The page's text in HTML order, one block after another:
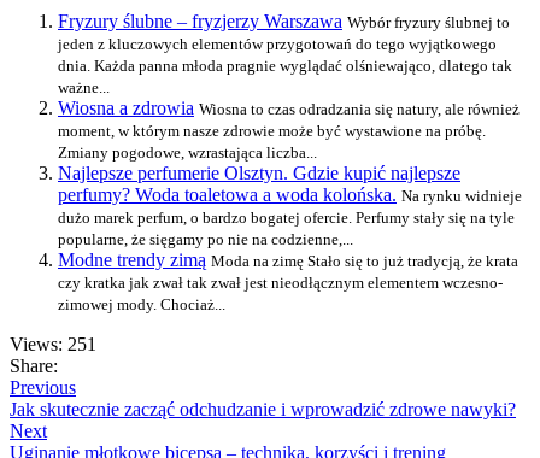
Fryzury ślubne – fryzjerzy Warszawa Wybór fryzury ślubnej to
jeden z kluczowych elementów przygotowań do tego wyjątkowego
dnia. Każda panna młoda pragnie wyglądać olśniewająco, dlatego tak
ważne...
Wiosna a zdrowia Wiosna to czas odradzania się natury, ale również
moment, w którym nasze zdrowie może być wystawione na próbę.
Zmiany pogodowe, wzrastająca liczba...
Najlepsze perfumerie Olsztyn. Gdzie kupić najlepsze
perfumy? Woda toaletowa a woda kolońska. Na rynku widnieje
dużo marek perfum, o bardzo bogatej ofercie. Perfumy stały się na tyle
popularne, że sięgamy po nie na codzienne,...
Modne trendy zimą Moda na zimę Stało się to już tradycją, że krata
czy kratka jak zwał tak zwał jest nieodłącznym elementem wczesno-
zimowej mody. Chociaż...
Views: 251
Share:
Previous
Jak skutecznie zacząć odchudzanie i wprowadzić zdrowe nawyki?
Next
Uginanie młotkowe bicepsa – technika, korzyści i trening